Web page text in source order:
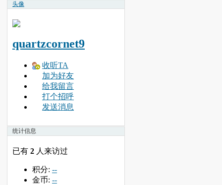
头像
quartzcornet9
收听TA
加为好友
给我留言
打个招呼
发送消息
统计信息
已有 2 人来访过
积分: --
金币: --